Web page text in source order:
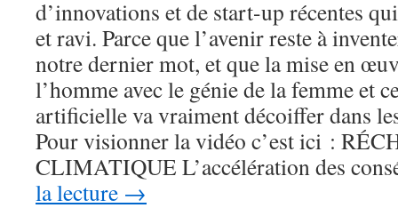
d’innovations et de start-up récentes
et ravi. Parce que l’avenir reste à
notre dernier mot, et que la mise en
l’homme avec le génie de la femme et
artificielle va vraiment décoiffer dans
Pour visionner la vidéo c’est ici :
CLIMATIQUE L’accélération des
la lecture →